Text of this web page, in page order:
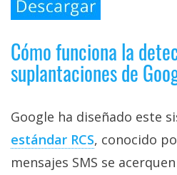
Cómo funciona la
suplantaciones de
Google ha diseñado este
estándar RCS‎, conocido
mensajes SMS se